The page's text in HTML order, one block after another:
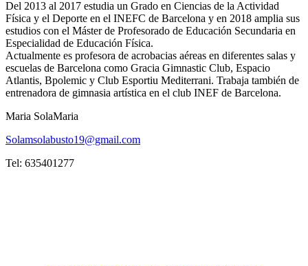
Del 2013 al 2017 estudia un Grado en Ciencias de la Actividad
Física y el Deporte en el INEFC de Barcelona y en 2018 amplia sus
estudios con el Máster de Profesorado de Educación Secundaria en
Especialidad de Educación Física.
Actualmente es profesora de acrobacias aéreas en diferentes salas y
escuelas de Barcelona como Gracia Gimnastic Club, Espacio
Atlantis, Bpolemic y Club Esportiu Mediterrani. Trabaja también de
entrenadora de gimnasia artística en el club INEF de Barcelona.
Maria SolaMaria
Solamsolabusto19@gmail.com
Tel: 635401277